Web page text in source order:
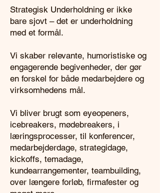
Strategisk Underholdning er ikke
bare sjovt – det er underholdning
med et formål.
Vi skaber relevante, humoristiske og
engagerende begivenheder, der gør
en forskel for både medarbejdere og
virksomhedens mål.
Vi bliver brugt som eyeopeners,
icebreakers, mødebreakers, i
læringsprocesser, til konferencer,
medarbejderdage, strategidage,
kickoffs, temadage,
kundearrangementer, teambuilding,
over længere forløb, firmafester og